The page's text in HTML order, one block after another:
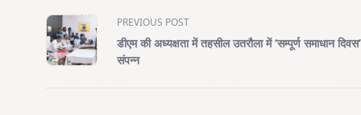
<span
class="nav-
subtitle
PREVIOUS POST
डीएम की अध्यक्षता में तहसील उतरौला में ‘सम्पूर्ण समाधान दिवस’
संपन्न